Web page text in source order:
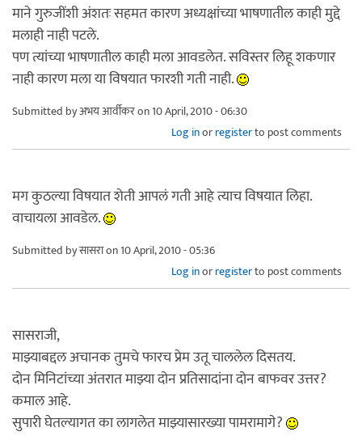
माने गुरुजींशी अंशतः सहमत कारण अध्यक्षांच्या भाषणातील काही मुद्दे
मलाही नाही पटले.
पण त्यांच्या भाषणातील काही मला आवडलेत. सविस्तर लिहू शकणार
नाही कारण मला या विषयात फारशी गती नाही.
Submitted byअभय आर्वीकरon 10 April, 2010 - 06:30
Log inorregisterto post comments
मग कुठल्या विषयात शेती आपलं गती आहे त्याच विषयात लिहा.
वाचायला आवडेल.
Submitted byसासराon 10 April, 2010 - 05:36
Log inorregisterto post comments
सासराजी,
माझ्याबद्दल अचानक तुमचे फारच प्रेम उतू चाललेल दिसतय.
दोन मिनिटांच्या अंतरात माझ्या दोन प्रतिसादांना दोन बाफवर उत्तर?
कमाल आहे.
सुपारी घेतल्यागत का लागलेत माझ्यासारख्या पामरामागे?